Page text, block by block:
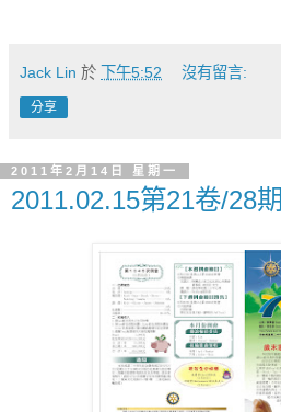
Jack Lin 於 下午5:52 沒有留言:
分享
2011年2月14日 星期一
2011.02.15第21卷/28期